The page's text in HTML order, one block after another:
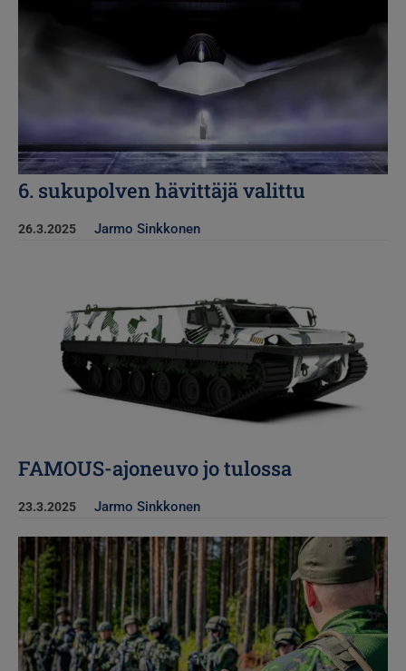
6. sukupolven hävittäjä valittu
26.3.2025 Jarmo Sinkkonen
FAMOUS-ajoneuvo jo tulossa
23.3.2025 Jarmo Sinkkonen
Kuva